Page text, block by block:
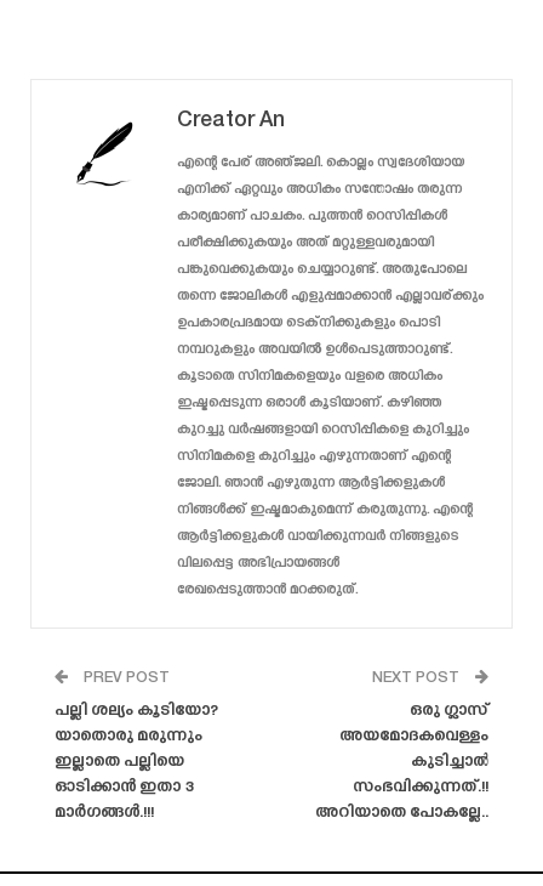
Creator An
എന്റെ പേര് അഞ്ജലി. കൊല്ലം സ്വദേശിയായ
എനിക്ക് ഏറ്റവും അധികം സന്തോഷം തരുന്ന
കാര്യമാണ് പാചകം. പുത്തൻ റെസിപ്പികൾ
പരീക്ഷിക്കുകയും അത് മറ്റുള്ളവരുമായി
പങ്കുവെക്കുകയും ചെയ്യാറുണ്ട്. അതുപോലെ
തന്നെ ജോലികൾ എളുപ്പമാക്കാൻ എല്ലാവര്ക്കും
ഉപകാരപ്രദമായ ടെക്‌നിക്കുകളും പൊടി
നമ്പറുകളും അവയിൽ ഉൾപെടുത്താറുണ്ട്.
കൂടാതെ സിനിമകളെയും വളരെ അധികം
ഇഷ്ടപ്പെടുന്ന ഒരാൾ കൂടിയാണ്. കഴിഞ്ഞ
കുറച്ചു വർഷങ്ങളായി റെസിപ്പികളെ കുറിച്ചും
സിനിമകളെ കുറിച്ചും എഴുന്നതാണ് എന്റെ
ജോലി. ഞാൻ എഴുതുന്ന ആർട്ടിക്കളുകൾ
നിങ്ങൾക്ക് ഇഷ്ടമാകുമെന്ന് കരുതുന്നു. എന്റെ
ആർട്ടിക്കളുകൾ വായിക്കുന്നവർ നിങ്ങളുടെ
വിലപ്പെട്ട അഭിപ്രായങ്ങൾ
രേഖപ്പെടുത്താൻ മറക്കരുത്.
PREV POST
പല്ലി ശല്യം കൂടിയോ?
യാതൊരു മരുന്നും
ഇല്ലാതെ പല്ലിയെ
ഓടിക്കാൻ ഇതാ 3
മാർഗങ്ങൾ.!!!
NEXT POST
ഒരു ഗ്ലാസ്
അയമോദകവെള്ളം
കുടിച്ചാൽ
സംഭവിക്കുന്നത്.!!
അറിയാതെ പോകല്ലേ..